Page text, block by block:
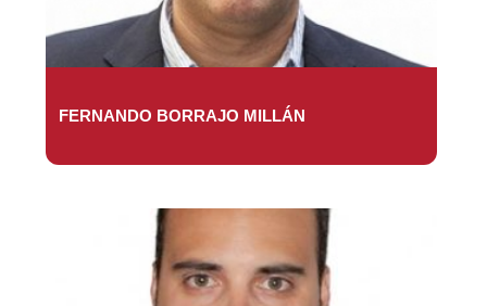
FERNANDO BORRAJO MILLÁN